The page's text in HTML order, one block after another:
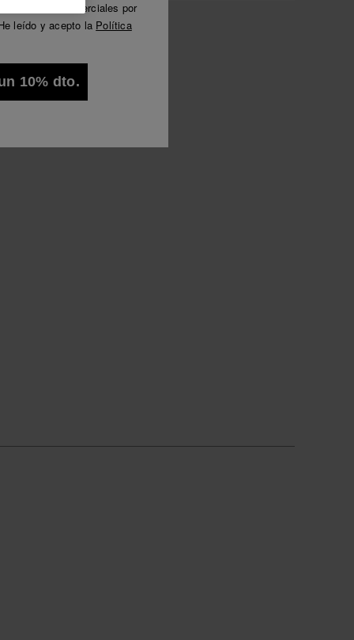
Luna
comerciales por
leído y acepto la Política
10% dto.